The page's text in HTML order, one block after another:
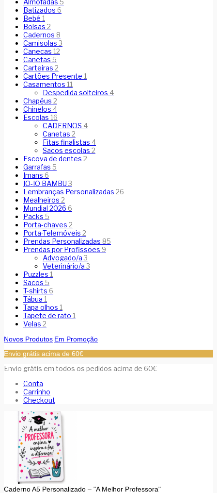
Batizados 6
Bebé 1
Bolsas 2
Cadernos 8
Camisolas3
Canecas 12
Canetas 5
Carteiras 2
Cartões Presente 1
Casamentos 11
Despedida solteiros 4
Chapéus 2
Chinelos 4
Escolas 16
CADERNOS 4
Canetas 2
Fitas finalistas 4
Sacos escolas 2
Escova de dentes 2
Garrafas 5
Imans 6
IO-IO BAMBU3
Lembranças Personalizadas 26
Mealheiros 2
Mundial 2026 6
Packs 5
Porta-chaves 2
Porta-Telemóveis 2
Prendas Personalizadas 85
Prendas por Profissões 9
Advogado/a3
Veterinário/a3
Puzzles 1
Sacos 5
T-shirts 6
Tábua 1
Tapa olhos 1
Tapete de rato 1
Velas 2
Novos Produtos Em Promoção
Envio grátis acima de 60€
Envio grátis em todos os pedidos acima de 60€
Conta
Carrinho
Checkout
Caderno A5 Personalizado – "A Melhor Professora"